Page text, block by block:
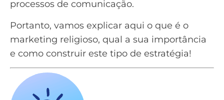
processos de comunicação.
Portanto, vamos explicar aqui o que é o
marketing religioso, qual a sua importância
e como construir este tipo de estratégia!